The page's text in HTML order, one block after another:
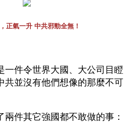
正氣一升 中共邪勁全無！
一件令世界大國、大公司目瞪
共並沒有他們想像的那麼不可
兩件其它強國都不敢做的事：